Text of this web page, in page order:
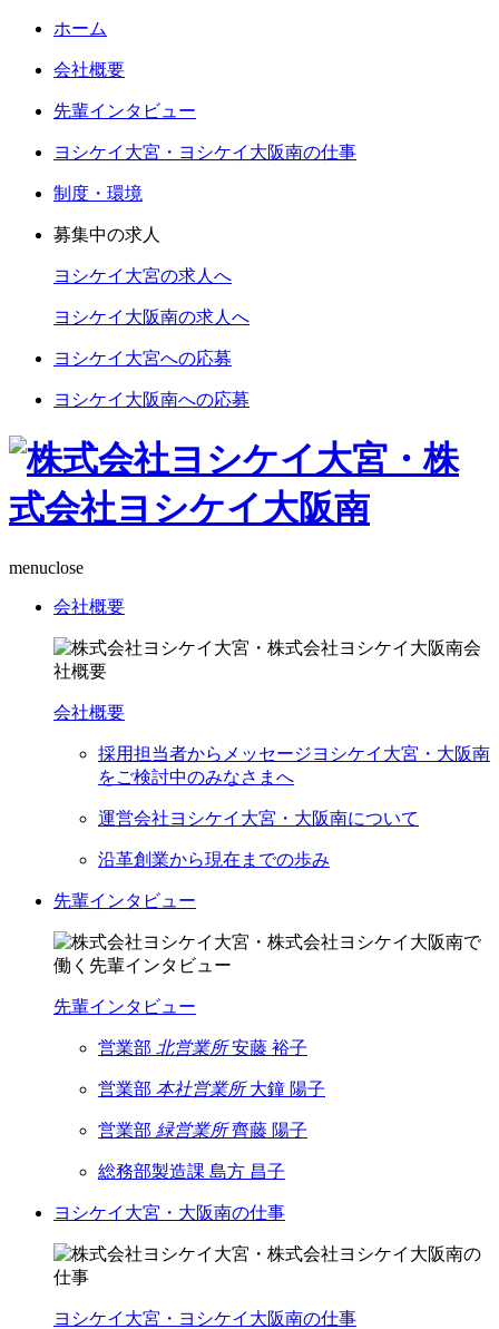
ホーム
会社概要
先輩インタビュー
ヨシケイ大宮・ヨシケイ大阪南の仕事
制度・環境
募集中の求人
ヨシケイ大宮の求人へ
ヨシケイ大阪南の求人へ
ヨシケイ大宮への応募
ヨシケイ大阪南への応募
menuclose
会社概要
会社概要
採用担当者からメッセージヨシケイ大宮・大阪南
をご検討中のみなさまへ
運営会社ヨシケイ大宮・大阪南について
沿革創業から現在までの歩み
先輩インタビュー
先輩インタビュー
営業部 北営業所 安藤 裕子
営業部 本社営業所 大鐘 陽子
営業部 緑営業所 齊藤 陽子
総務部製造課 島方 昌子
ヨシケイ大宮・大阪南の仕事
ヨシケイ大宮・ヨシケイ大阪南の仕事